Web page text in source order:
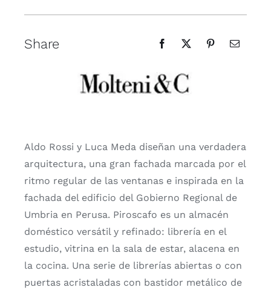
Share
Aldo Rossi y Luca Meda diseñan una verdadera
arquitectura, una gran fachada marcada por el
ritmo regular de las ventanas e inspirada en la
fachada del edificio del Gobierno Regional de
Umbria en Perusa. Piroscafo es un almacén
doméstico versátil y refinado: librería en el
estudio, vitrina en la sala de estar, alacena en
la cocina. Una serie de librerías abiertas o con
puertas acristaladas con bastidor metálico de